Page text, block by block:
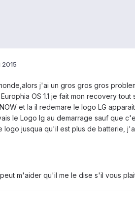
2015
j'ai un gros gros gros
OS 1.1 je fait mon recovery
et la il redemare le logo LG
le Logo lg au demarrage sauf que
logo jusqua qu'il est plus de batterie,
m'aider qu'il me le dise s'il vous